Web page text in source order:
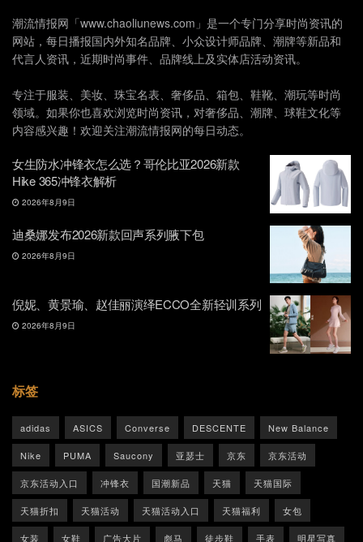
潮流情报网「www.chaoliunews.com」是一个专门分享时尚资讯的
网站，每日播报国内外知名品牌、小众设计师品牌、潮牌等新品和
代言人资讯，近期时尚事件、品牌线上及实体店活动资讯。
专注于服装、美妆、珠宝名表、奢侈品、箱包、鞋靴、潮玩等时尚
领域。如果你也喜欢浏览时尚资讯，对奢侈品、潮牌、球鞋文化等
内容感兴趣！欢迎关注潮流情报网的每日动态。
女生防水冲锋衣怎么选？哥伦比亚2026新款
Hike 365冲锋衣解析
2026年8月9日
迪桑娜发布2026新款回声系列腋下包
2026年8月9日
倪妮、黄景瑜、赵佳丽演绎ECCO全新轻训系列
2026年8月9日
标签
adidas ASICS Converse DESCENTE New Balance
Nike PUMA Saucony 亚瑟士 京东 京东活动
京东活动入口 冲锋衣 国潮新品 天猫 天猫国际
天猫折扣 天猫活动 天猫活动入口 天猫福利 女包
女装 女鞋 广告大片 彪马 徒步鞋 手表 明星写真